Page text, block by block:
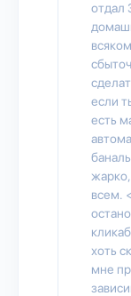
отдал
если
есть
всем.
хоть
мне